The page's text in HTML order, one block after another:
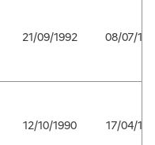
21/09/1992 08/07/
12/10/1990 17/04/